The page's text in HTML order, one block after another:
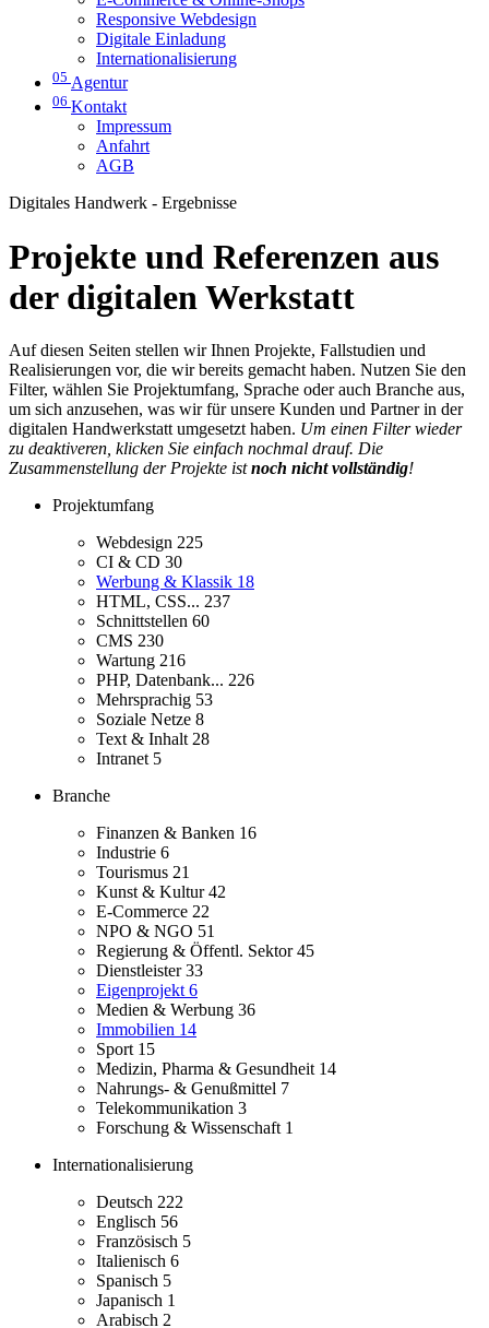
Responsive Webdesign
Digitale Einladung
Internationalisierung
05 Agentur
06 Kontakt
Impressum
Anfahrt
AGB
Digitales Handwerk - Ergebnisse
Projekte und Referenzen aus
der digitalen Werkstatt
Auf diesen Seiten stellen wir Ihnen Projekte, Fallstudien und
Realisierungen vor, die wir bereits gemacht haben. Nutzen Sie den
Filter, wählen Sie Projektumfang, Sprache oder auch Branche aus,
um sich anzusehen, was wir für unsere Kunden und Partner in der
digitalen Handwerkstatt umgesetzt haben. Um einen Filter wieder
zu deaktiveren, klicken Sie einfach nochmal drauf. Die
Zusammenstellung der Projekte istnoch nicht vollständig!
Projektumfang
Webdesign 225
CI & CD 30
Werbung & Klassik 18
HTML, CSS... 237
Schnittstellen 60
CMS 230
Wartung 216
PHP, Datenbank... 226
Mehrsprachig 53
Soziale Netze 8
Text & Inhalt 28
Intranet 5
Branche
Finanzen & Banken 16
Industrie 6
Tourismus 21
Kunst & Kultur42
E-Commerce 22
NPO & NGO 51
Regierung & Öffentl. Sektor45
Dienstleister33
Eigenprojekt 6
Medien & Werbung 36
Immobilien 14
Sport 15
Medizin, Pharma & Gesundheit 14
Nahrungs- & Genußmittel 7
Telekommunikation 3
Forschung & Wissenschaft 1
Internationalisierung
Deutsch 222
Englisch 56
Französisch 5
Italienisch 6
Spanisch 5
Japanisch 1
Arabisch 2